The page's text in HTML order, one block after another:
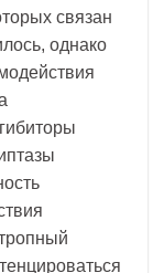
связан
однако